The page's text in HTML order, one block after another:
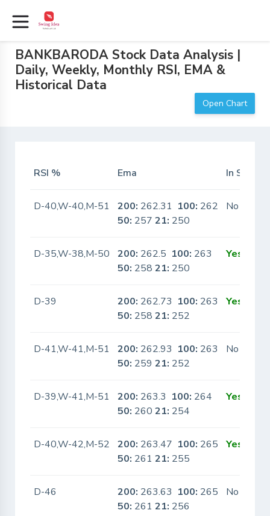
BANKBARODA Stock Data Analysis |
Daily, Weekly, Monthly RSI, EMA &
Historical Data
Open Chart
RSI % Ema In
D-40,W-40,M-51 200: 262.31 100: 262
50: 25721: 250
No
D-35,W-38,M-50 200: 262.5 100: 263
50: 25821: 250
Yes
D-39 200: 262.73 100: 263
50: 25821: 252
Yes
D-41,W-41,M-51 200: 262.93 100: 263
50: 25921: 252
No
D-39,W-41,M-51 200: 263.3 100: 264
50: 26021: 254
Yes
D-40,W-42,M-52 200: 263.47 100: 265
50: 26121: 255
Yes
D-46 200: 263.63 100: 265
50: 26121: 256
No